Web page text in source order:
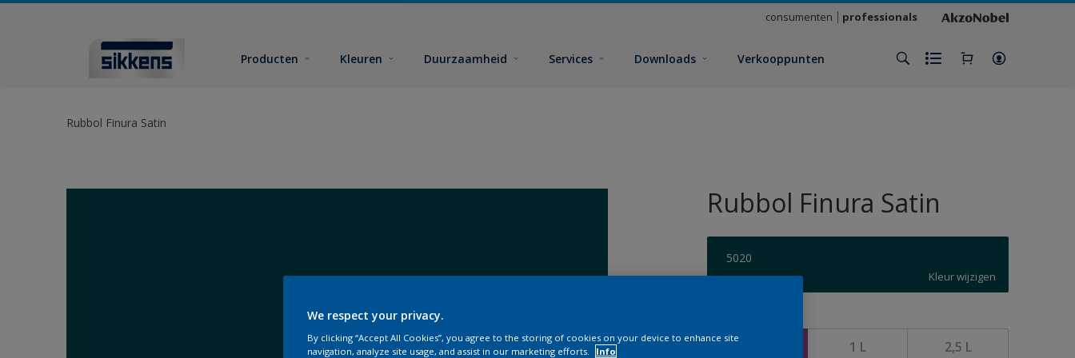
consumenten professionals
Producten Kleuren Duurzaamheid Services Downloads Verkooppunten
Rubbol Finura Satin
Rubbol Finura Satin
5020
Kleur wijzigen
500 ML 1 L 2,5 L
We respect your privacy.
By clicking “Accept All Cookies”, you agree to the storing of cookies on your device to enhance site
navigation, analyze site usage, and assist in our marketing efforts.
Info